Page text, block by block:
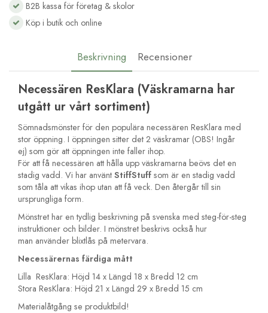
B2B kassa för företag & skolor
Köp i butik och online
Beskrivning Recensioner
Necessären ResKlara (Väskramarna har
utgått ur vårt sortiment)
Sömnadsmönster för den populära necessären ResKlara med
stor öppning. I öppningen sitter det 2 väskramar (OBS! Ingår
ej) som gör att öppningen inte faller ihop.
För att få necessären att hålla upp väskramarna beövs det en
stadig vadd. Vi har använt StiffStuff som är en stadig vadd
som tåla att vikas ihop utan att få veck. Den återgår till sin
ursprungliga form.
Mönstret har en tydlig beskrivning på svenska med steg-för-steg
instruktioner och bilder. I mönstret beskrivs också hur
man använder blixtlås på metervara.
Necessärernas färdiga mått
Lilla ResKlara: Höjd 14 x Längd 18 x Bredd 12 cm
Stora ResKlara: Höjd 21 x Längd 29 x Bredd 15 cm
Materialåtgång se produktbild!